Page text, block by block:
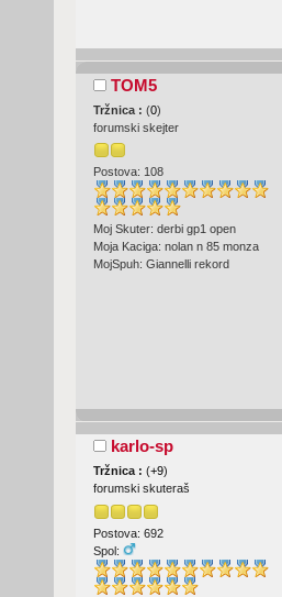
TOM5
Tržnica : (0)
forumski skejter
Postova: 108
Moj Skuter: derbi gp1 open
Moja Kaciga: nolan n 85 monza
MojSpuh: Giannelli rekord
karlo-sp
Tržnica : (+9)
forumski skuteraš
Postova: 692
Spol: